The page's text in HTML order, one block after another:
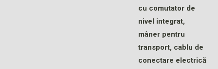
cu comutator de
nivel integrat,
mâner pentru
transport, cablu de
conectare electrică